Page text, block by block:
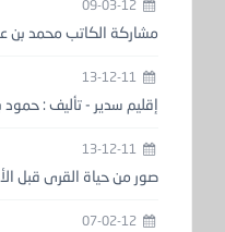
مشاركة الكاتب محمد بن
إقليم سدير - تأليف : حمود
صور من حياة القرى قبل